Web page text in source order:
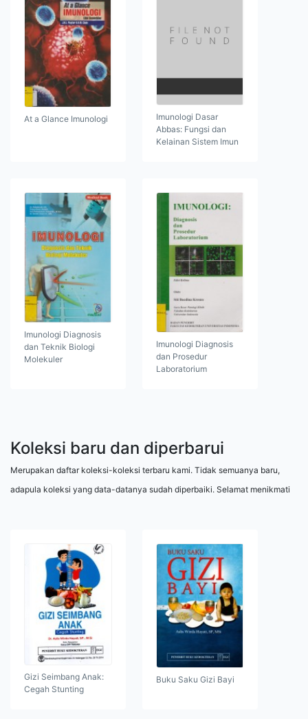
At a Glance Imunologi
Imunologi Dasar
Abbas: Fungsi dan
Kelainan Sistem Imun
Imunologi Diagnosis
dan Teknik Biologi
Molekuler
Imunologi Diagnosis
dan Prosedur
Laboratorium
Koleksi baru dan diperbarui
Merupakan daftar koleksi-koleksi terbaru kami. Tidak semuanya baru,
adapula koleksi yang data-datanya sudah diperbaiki. Selamat menikmati
Gizi Seimbang Anak:
Cegah Stunting
Buku Saku Gizi Bayi